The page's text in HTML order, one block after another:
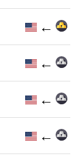
←
←
←
←